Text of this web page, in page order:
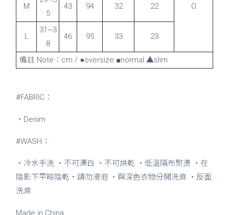
O
M
5
43 94 32 22
L
31~3
8
46 95 33 23
備註 Note：cm / ●oversize ■normal ▲slim
#FABRIC：
・Denim
#WASH：
・冷水手洗 ・不可漂白 ・不可烘乾 ・低溫隔布熨燙 ・在
陰影下平晾陰乾・請勿浸泡 ・與深色衣物分開洗滌 ・反面
洗滌
Made in China